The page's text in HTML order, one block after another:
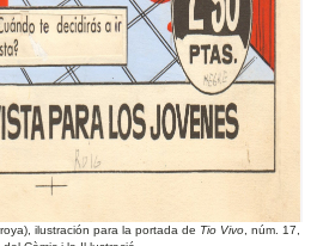
ilustración para la portada de Tio Vivo, núm. 17,